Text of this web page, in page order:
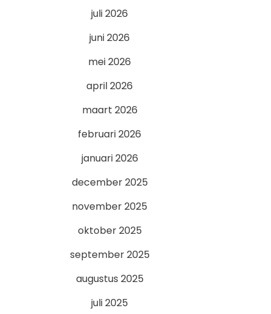
juli 2026
juni 2026
mei 2026
april 2026
maart 2026
februari 2026
januari 2026
december 2025
november 2025
oktober 2025
september 2025
augustus 2025
juli 2025